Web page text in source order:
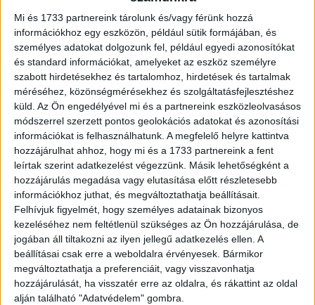
Mi és 1733 partnereink tárolunk és/vagy férünk hozzá
információkhoz egy eszközön, például sütik formájában, és
személyes adatokat dolgozunk fel, például egyedi azonosítókat
és standard információkat, amelyeket az eszköz személyre
szabott hirdetésekhez és tartalomhoz, hirdetések és tartalmak
méréséhez, közönségmérésekhez és szolgáltatásfejlesztéshez
küld. Az Ön engedélyével mi és a partnereink eszközleolvasásos
módszerrel szerzett pontos geolokációs adatokat és azonosítási
információkat is felhasználhatunk. A megfelelő helyre kattintva
hozzájárulhat ahhoz, hogy mi és a 1733 partnereink a fent
leírtak szerint adatkezelést végezzünk. Másik lehetőségként a
hozzájárulás megadása vagy elutasítása előtt részletesebb
információkhoz juthat, és megváltoztathatja beállításait.
Felhívjuk figyelmét, hogy személyes adatainak bizonyos
kezeléséhez nem feltétlenül szükséges az Ön hozzájárulása, de
jogában áll tiltakozni az ilyen jellegű adatkezelés ellen. A
beállításai csak erre a weboldalra érvényesek. Bármikor
megváltoztathatja a preferenciáit, vagy visszavonhatja
hozzájárulását, ha visszatér erre az oldalra, és rákattint az oldal
alján található "Adatvédelem" gombra.
szerepünket a szegmensben. A változás
egyben egy új lehetőséget is jelent a
számunkra, hiszen a továbbiakban
szabadabban tudunk gondolkozni arról,
hogy milyen formában, csatornán, és
márkán keresztül érhetjük el a fiatal, női
olvasóközönséget. Rengeteg új ötletünk
van, amelyeket a közeljövőben meg is
fogunk valósítani” – nyilatkozta Bognár
Bálint a Central Médiacsoport
digitálisüzletág-vezetője.
A kiadó pozitívan tekint a jövőbe és továbbra is kiemelt
hangsúlyt helyez a jelenlegi licensztermékeire, a 2007 óta
a kiadó gondozásában megjelenő Marie Claire-re – a